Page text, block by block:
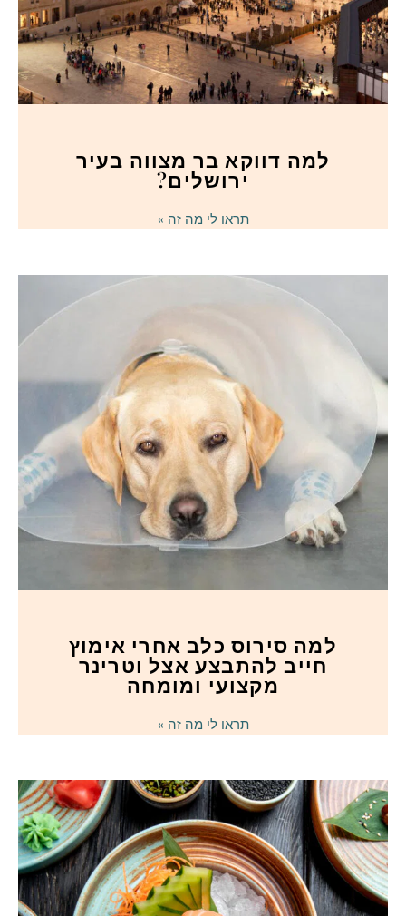
למה דווקא בר מצווה בעיר
ירושלים?
תראו לי מה זה »
למה סירוס כלב אחרי אימוץ
חייב להתבצע אצל וטרינר
מקצועי ומומחה
תראו לי מה זה »